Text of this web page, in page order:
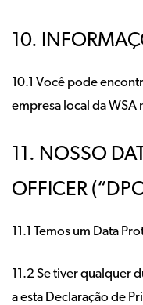
10.
10.1 Você pode
empresa local da WSA
11. NOSSO
OFFICER
11.1 Temos um Data
11.2 Se tiver qualquer
a esta Declaração de